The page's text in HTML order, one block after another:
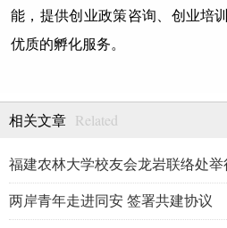
能，提供创业政策咨询、创业培
优质的孵化服务。
相关文章 Related
两岸青年走进同安 签署共建协议